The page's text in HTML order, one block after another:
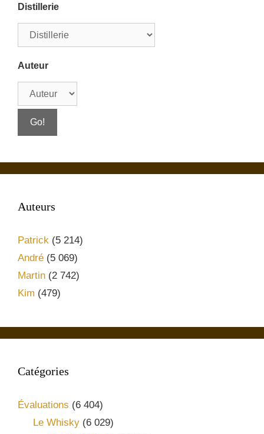
Distillerie
Auteur
Auteurs
Patrick (5 214)
André (5 069)
Martin (2 742)
Kim (479)
Catégories
Évaluations (6 404)
Le Whisky(6 029)